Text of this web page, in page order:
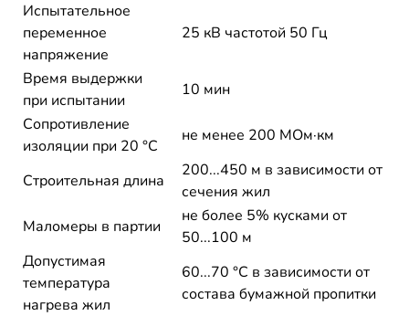
Испытательное
переменное
напряжение
25 кВ частотой 50 Гц
Время выдержки
при испытании
10 мин
Сопротивление
изоляции при 20 °С
не менее 200 МОм·км
Строительная длина
200...450 м в зависимости от
сечения жил
Маломеры в партии
не более 5% кусками от
50...100 м
Допустимая
температура
нагрева жил
60...70 °C в зависимости от
состава бумажной пропитки